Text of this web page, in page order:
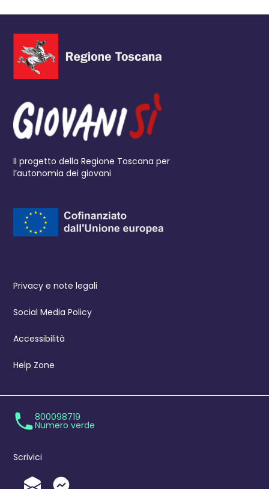
Il progetto della Regione Toscana per
l’autonomia dei giovani
Privacy e note legali
Social Media Policy
Accessibilità
Help Zone
800098719
Numero verde
Scrivici